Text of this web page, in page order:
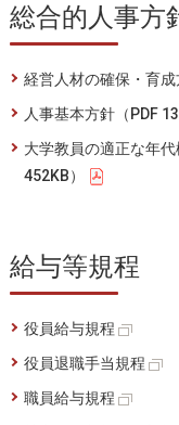
総合的人事方
経営人材の確保・育成
人事基本方針（PDF
大学教員の適正な年
452KB）
給与等規程
役員給与規程
役員退職手当規程
職員給与規程